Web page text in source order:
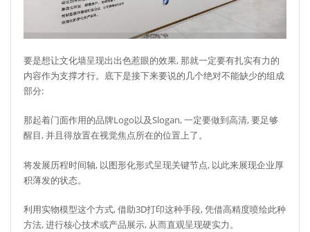
要是想让文化墙呈现出出色惹眼的效果, 那就一定要有扎实有力的
内容作为支撑才行。底下是接下来要说的几个绝对不能缺少的组成
部分:
那起着门面作用的品牌Logo以及Slogan, 一定要做到高清, 要足够
醒目, 并且得放置在视觉焦点所在的位置上了。
将发展历程时间轴, 以图形化形式呈现关键节点, 以此来展现企业厚
积薄发的状态。
利用实物模型这个方式, 借助3D打印这种手段, 凭借高精度喷绘此种
方法, 进行核心技术或产品展示, 从而直观呈现硬实力。